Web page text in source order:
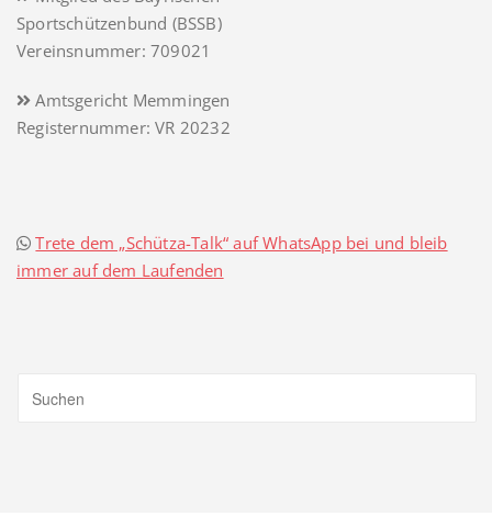
Sportschützenbund (BSSB)
Vereinsnummer: 709021
Amtsgericht Memmingen
Registernummer: VR 20232
Trete dem „Schütza-Talk“ auf WhatsApp bei und bleib
immer auf dem Laufenden